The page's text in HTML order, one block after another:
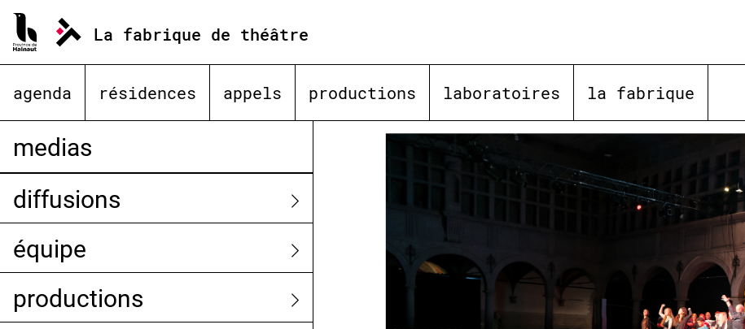
contenu
La fabrique de théâtre
agenda résidences appels productions laboratoires la fabrique
medias
diffusions
équipe
productions